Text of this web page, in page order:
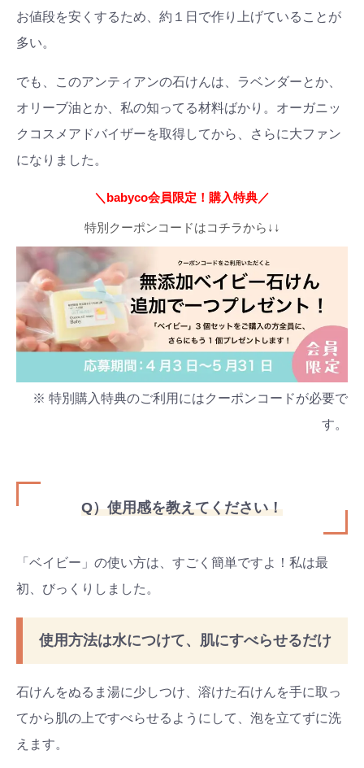
お値段を安くするため、約１日で作り上げていることが
多い。
でも、このアンティアンの石けんは、ラベンダーとか、
オリーブ油とか、私の知ってる材料ばかり。オーガニッ
クコスメアドバイザーを取得してから、さらに大ファン
になりました。
＼babyco会員限定！購入特典／
特別クーポンコードはコチラから↓↓
※ 特別購入特典のご利用にはクーポンコードが必要で
す。
Q）使用感を教えてください！
「ベイビー」の使い方は、すごく簡単ですよ！私は最
初、びっくりしました。
使用方法は水につけて、肌にすべらせるだけ
石けんをぬるま湯に少しつけ、溶けた石けんを手に取っ
てから肌の上ですべらせるようにして、泡を立てずに洗
えます。